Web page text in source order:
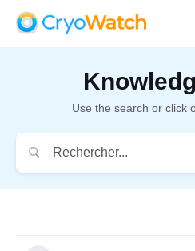
Use the search or click